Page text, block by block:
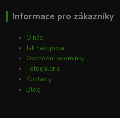
Informace pro zákazníky
O nás
Jak nakupovat
Obchodní podmínky
Fotogalerie
Kontakty
Blog